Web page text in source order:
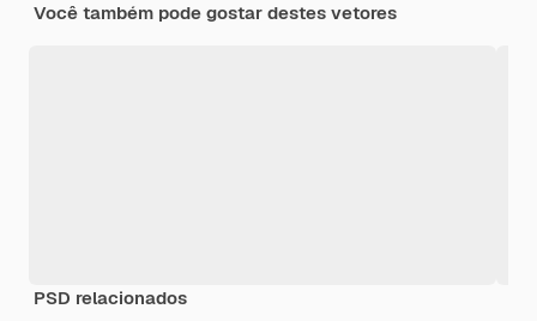
Você também pode gostar destes vetores
PSD relacionados